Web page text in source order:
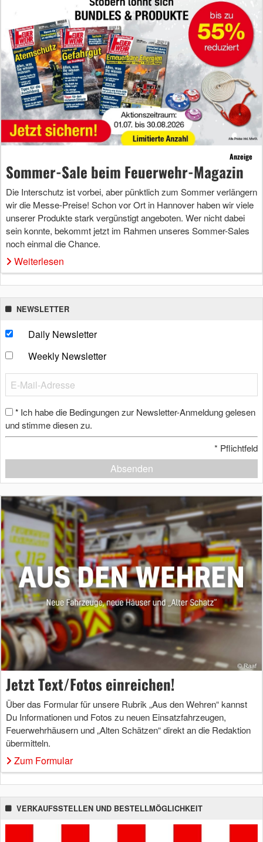
Anzeige
Sommer-Sale beim Feuerwehr-Magazin
Die Interschutz ist vorbei, aber pünktlich zum Sommer verlängern
wir die Messe-Preise! Schon vor Ort in Hannover haben wir viele
unserer Produkte stark vergünstigt angeboten. Wer nicht dabei
sein konnte, bekommt jetzt im Rahmen unseres Sommer-Sales
noch einmal die Chance.
Weiterlesen
NEWSLETTER
Daily Newsletter
Weekly Newsletter
* Ich habe die Bedingungen zur Newsletter-Anmeldung gelesen
und stimme diesen zu.
* Pflichtfeld
Absenden
Jetzt Text/Fotos einreichen!
Über das Formular für unsere Rubrik „Aus den Wehren“ kannst
Du Informationen und Fotos zu neuen Einsatzfahrzeugen,
Feuerwehrhäusern und „Alten Schätzen“ direkt an die Redaktion
übermitteln.
Zum Formular
VERKAUFSSTELLEN UND BESTELLMÖGLICHKEIT